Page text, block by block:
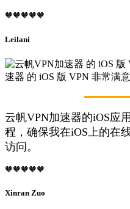
🧡🧡🧡🧡🧡
Leilani
云帆VPN加速器的iOS应
程，确保我在iOS上的在
访问。
🧡🧡🧡🧡🧡
Xinran Zuo